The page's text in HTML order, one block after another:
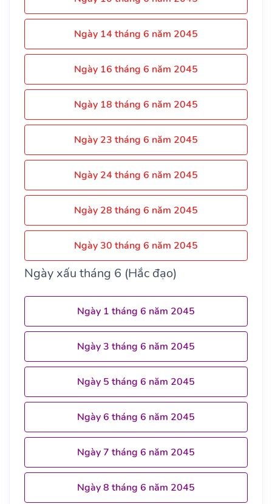
Ngày 14 tháng 6 năm 2045
Ngày 16 tháng 6 năm 2045
Ngày 18 tháng 6 năm 2045
Ngày 23 tháng 6 năm 2045
Ngày 24 tháng 6 năm 2045
Ngày 28 tháng 6 năm 2045
Ngày 30 tháng 6 năm 2045
Ngày xấu tháng 6 (Hắc đạo)
Ngày 1 tháng 6 năm 2045
Ngày 3 tháng 6 năm 2045
Ngày 5 tháng 6 năm 2045
Ngày 6 tháng 6 năm 2045
Ngày 7 tháng 6 năm 2045
Ngày 8 tháng 6 năm 2045